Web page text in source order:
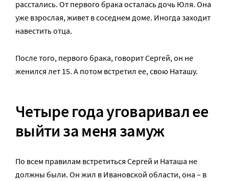
расстались. От первого брака осталась дочь Юля. Она
уже взрослая, живет в соседнем доме. Иногда заходит
навестить отца.
После того, первого брака, говорит Сергей, он не
женился лет 15. А потом встретил ее, свою Наташу.
Четыре года уговаривал ее
выйти за меня замуж
По всем правилам встретиться Сергей и Наташа не
должны были. Он жил в Ивановской области, она – в